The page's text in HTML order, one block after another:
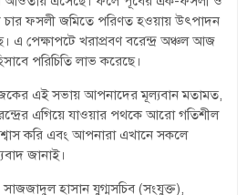
ফসলী জমিতে পরিণত হওয়ায় উৎপাদন
এ পেক্ষাপটে খরাপ্রবণ বরেন্দ্র অঞ্চল আজ
পরিচিতি লাভ করেছে।
এই সভায় আপনাদের মূল্যবান মতামত,
এগিয়ে যাওয়ার পথকে আরো গতিশীল
করি এবং আপনারা এখানে সকলে
জানাই।
হাসান যুগ্মসচিব (সংযুক্ত),